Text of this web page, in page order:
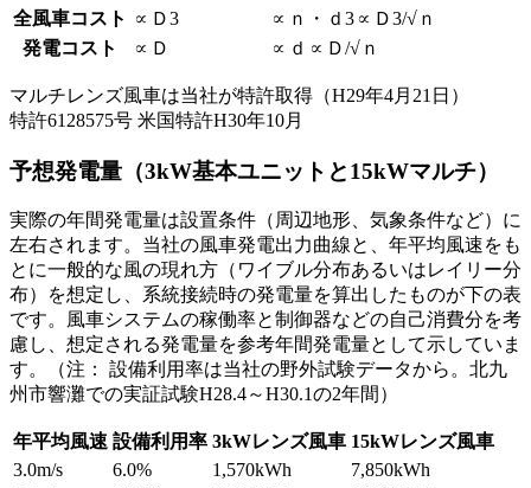
全風車コスト
∝Ｄ3
∝ｎ・ｄ3∝Ｄ3/√ｎ
発電コスト
∝Ｄ ∝ｄ∝Ｄ/√ｎ
マルチレンズ風車は当社が特許取得（H29年4月21日）
特許6128575号 米国特許H30年10月
予想発電量（3kW基本ユニットと15kWマルチ）
実際の年間発電量は設置条件（周辺地形、気象条件など）に
左右されます。当社の風車発電出力曲線と、年平均風速をも
とに一般的な風の現れ方（ワイブル分布あるいはレイリー分
布）を想定し、系統接続時の発電量を算出したものが下の表
です。風車システムの稼働率と制御器などの自己消費分を考
慮し、想定される発電量を参考年間発電量として示していま
す。（注： 設備利用率は当社の野外試験データから。北九
州市響灘での実証試験H28.4～H30.1の2年間）
年平均風速 設備利用率 3kWレンズ風車 15kWレンズ風車
3.0m/s
6.0% 1,570kWh
7,850kWh